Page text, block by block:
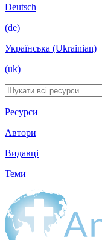
Deutsch
(de)
Українська (Ukrainian)
(uk)
Ресурси
Автори
Видавці
Теми